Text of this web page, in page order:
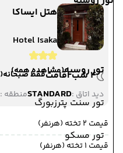
تور روسیه(مشاهده همه)
تور سنت پترزبورگ
تور مسکو
هتل ایساکا
Hotel Isaka
4 شب اقامت
فقط صبحانه(BB)
دید اتاق :STANDARDمنطقه :
قیمت 2 تخته (هرنفر)
قیمت 1 تخته (هرنفر)